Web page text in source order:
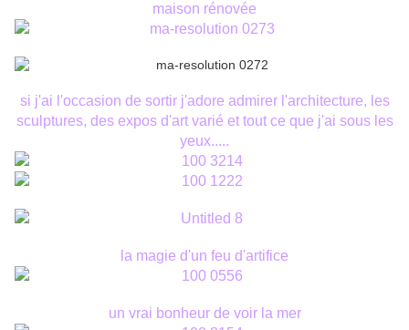
maison rénovée
si j'ai l'occasion de sortir j'adore admirer l'architecture, les
sculptures, des expos d'art varié et tout ce que j'ai sous les
yeux.....
la magie d'un feu d'artifice
un vrai bonheur de voir la mer